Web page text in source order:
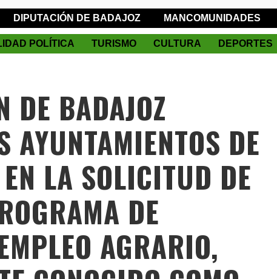
DIPUTACIÓN DE BADAJOZ MANCOMUNIDADES
POLÍTICA TURISMO CULTURA DEPORTES
DE BADAJOZ
AYUNTAMIENTOS DE
LA SOLICITUD DE
DE
AGRARIO,